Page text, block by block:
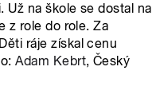
Už na škole se dostal na
z role do role. Za
ráje získal cenu
Adam Kebrt, Český